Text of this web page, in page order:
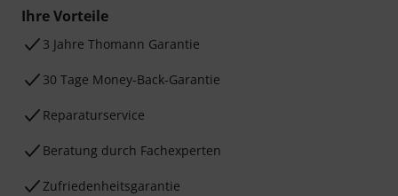
Ihre Vorteile
3 Jahre Thomann Garantie
30 Tage Money-Back-Garantie
Reparaturservice
Beratung durch Fachexperten
Zufriedenheitsgarantie